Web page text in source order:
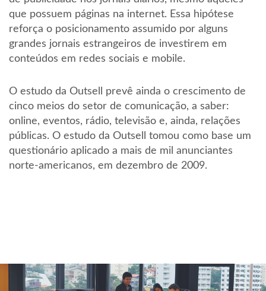
que possuem páginas na internet. Essa hipótese
reforça o posicionamento assumido por alguns
grandes jornais estrangeiros de investirem em
conteúdos em redes sociais e mobile.
O estudo da Outsell prevê ainda o crescimento de
cinco meios do setor de comunicação, a saber:
online, eventos, rádio, televisão e, ainda, relações
públicas. O estudo da Outsell tomou como base um
questionário aplicado a mais de mil anunciantes
norte-americanos, em dezembro de 2009.